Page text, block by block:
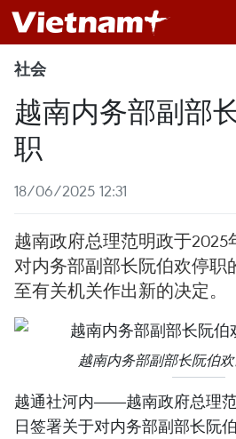
社会
越南内务部副部
职
18/06/2025 12:31
越南政府总理范明政于2025
对内务部副部长阮伯欢停职
至有关机关作出新的决定。
越南内务部副部长阮伯
越通社河内——越南政府总理
日签署关于对内务部副部长阮